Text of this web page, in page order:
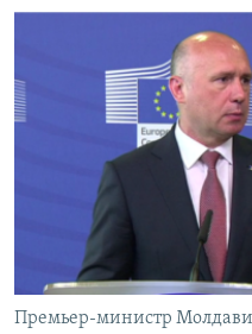
Вернутся
поискуСЕВЕР.РЕАЛИИ
СИБИРЬ.РЕАЛИИ
РАСПИСАНИЕ ВЕЩАНИЯ
ПОДПИШИТЕСЬ НА
СОЦИАЛЬНЫЕ СЕТИ
Премьер-министр